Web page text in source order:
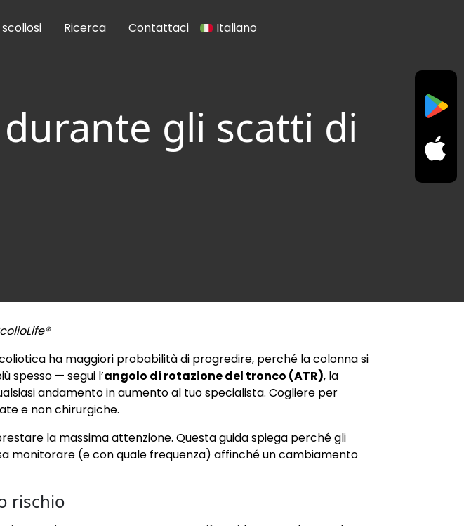
Ricerca Contattaci Italiano
gli scatti di
ha maggiori probabilità di progredire, perché la colonna si
spesso — segui l’angolo di rotazione del tronco (ATR), la
andamento in aumento al tuo specialista. Cogliere per
e non chirurgiche.
la massima attenzione. Questa guida spiega perché gli
monitorare (e con quale frequenza) affinché un cambiamento
rischio